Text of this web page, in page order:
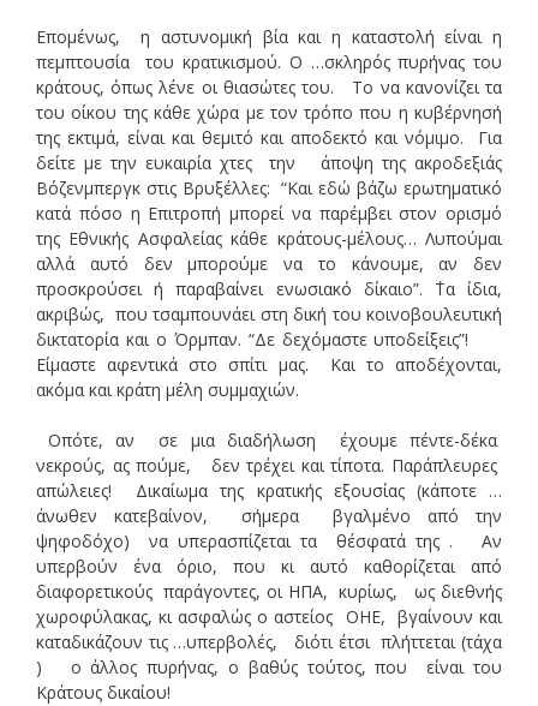
Επομένως, η αστυνομική βία και η καταστολή είναι η
πεμπτουσία του κρατικισμού. Ο …σκληρός πυρήνας του
κράτους, όπως λένε οι θιασώτες του. Το να κανονίζει τα
του οίκου της κάθε χώρα με τον τρόπο που η κυβέρνησή
της εκτιμά, είναι και θεμιτό και αποδεκτό και νόμιμο. Για
δείτε με την ευκαιρία χτες την άποψη της ακροδεξιάς
Βόζενμπεργκ στις Βρυξέλλες: “Και εδώ βάζω ερωτηματικό
κατά πόσο η Επιτροπή μπορεί να παρέμβει στον ορισμό
της Εθνικής Ασφαλείας κάθε κράτους-μέλους… Λυπούμαι
αλλά αυτό δεν μπορούμε να το κάνουμε, αν δεν
προσκρούσει ή παραβαίνει ενωσιακό δίκαιο”. ΄Τα ίδια,
ακριβώς, που τσαμπουνάει στη δική του κοινοβουλευτική
δικτατορία και ο Όρμπαν. “Δε δεχόμαστε υποδείξεις”!
Είμαστε αφεντικά στο σπίτι μας. Και το αποδέχονται,
ακόμα και κράτη μέλη συμμαχιών.
Οπότε, αν σε μια διαδήλωση έχουμε πέντε-δέκα
νεκρούς, ας πούμε, δεν τρέχει και τίποτα. Παράπλευρες
απώλειες! Δικαίωμα της κρατικής εξουσίας (κάποτε …
άνωθεν κατεβαίνον, σήμερα βγαλμένο από την
ψηφοδόχο) να υπερασπίζεται τα θέσφατά της . Αν
υπερβούν ένα όριο, που κι αυτό καθορίζεται από
διαφορετικούς παράγοντες, οι ΗΠΑ, κυρίως, ως διεθνής
χωροφύλακας, κι ασφαλώς ο αστείος ΟΗΕ, βγαίνουν και
καταδικάζουν τις …υπερβολές, διότι έτσι πλήττεται (τάχα
) ο άλλος πυρήνας, ο βαθύς τούτος, που είναι του
Κράτους δικαίου!